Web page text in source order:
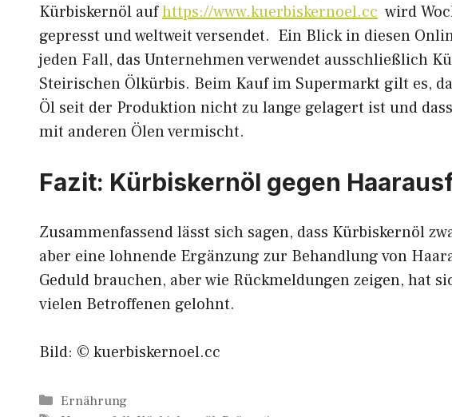
Kürbiskernöl aufhttps://www.kuerbiskernoel.cc wird
gepresst und weltweit versendet. Ein Blick in diesen
jeden Fall, das Unternehmen verwendet ausschließlich
Steirischen Ölkürbis. Beim Kauf im Supermarkt gilt es,
Öl seit der Produktion nicht zu lange gelagert ist und
mit anderen Ölen vermischt.
Fazit: Kürbiskernöl gegen
Zusammenfassend lässt sich sagen, dass Kürbiskernöl
aber eine lohnende Ergänzung zur Behandlung von
Geduld brauchen, aber wie Rückmeldungen zeigen, hat
vielen Betroffenen gelohnt.
Bild: © kuerbiskernoel.cc
Kategorien
Ernährung